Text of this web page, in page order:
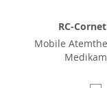
RC-
Mobile